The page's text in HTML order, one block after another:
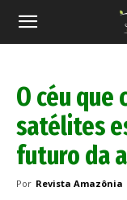
Revista
O céu que
satélites
futuro da
Por Revista Amazônia